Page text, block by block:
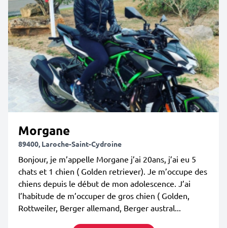
Morgane
89400, Laroche-Saint-Cydroine
Bonjour, je m’appelle Morgane j’ai 20ans, j’ai eu 5
chats et 1 chien ( Golden retriever). Je m’occupe des
chiens depuis le début de mon adolescence. J’ai
l’habitude de m’occuper de gros chien ( Golden,
Rottweiler, Berger allemand, Berger austral...